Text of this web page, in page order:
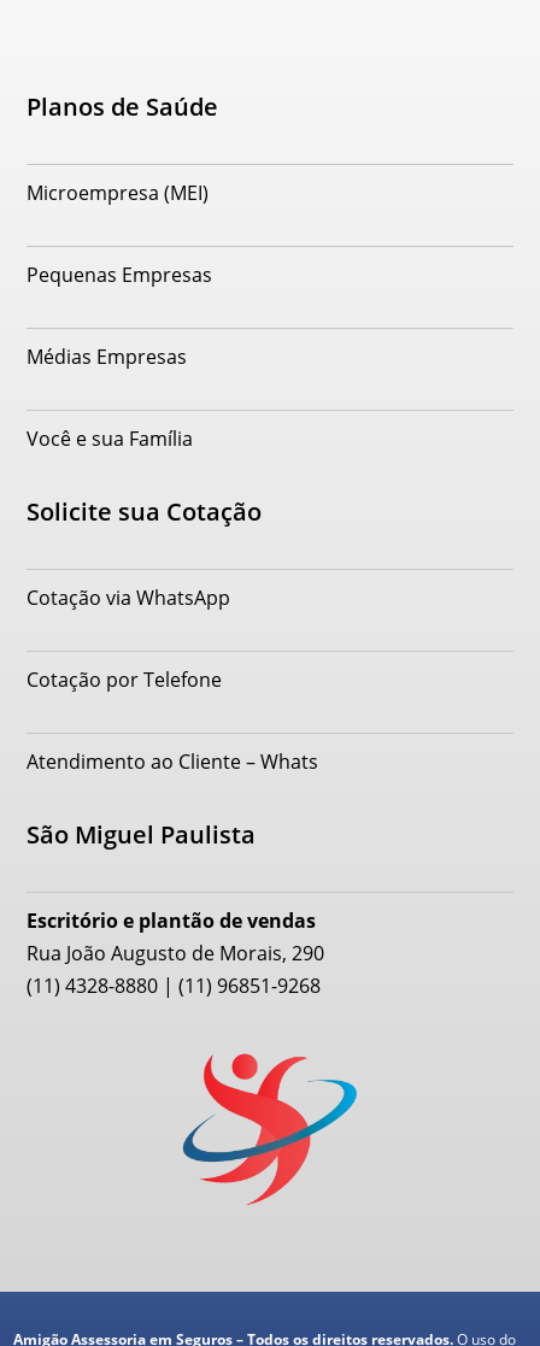
Planos de Saúde
Microempresa (MEI)
Pequenas Empresas
Médias Empresas
Você e sua Família
Solicite sua Cotação
Cotação via WhatsApp
Cotação por Telefone
Atendimento ao Cliente – Whats
São Miguel Paulista
Escritório e plantão de vendas
Rua João Augusto de Morais, 290
(11) 4328-8880 | (11) 96851-9268
Amigão Assessoria em Seguros – Todos os direitos reservados.O uso do